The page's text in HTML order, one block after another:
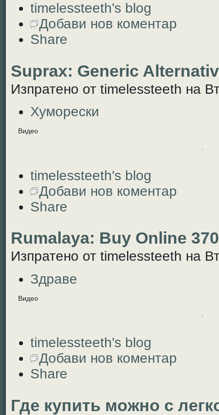
timelessteeth's blog
Добави нов коментар
Share
Suprax: Generic
Изпратено от timelessteeth на
Хуморески
Видео
timelessteeth's blog
Добави нов коментар
Share
Rumalaya: Buy Online
Изпратено от timelessteeth на
Здраве
Видео
timelessteeth's blog
Добави нов коментар
Share
Где купить можно с